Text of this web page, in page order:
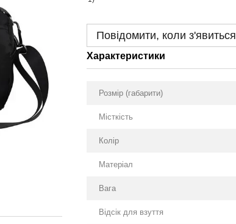
Повідомити, коли з'явиться
Характеристики
Розмір (габарити)
Місткість
Колір
Матеріал
Вага
Відсік для взуття